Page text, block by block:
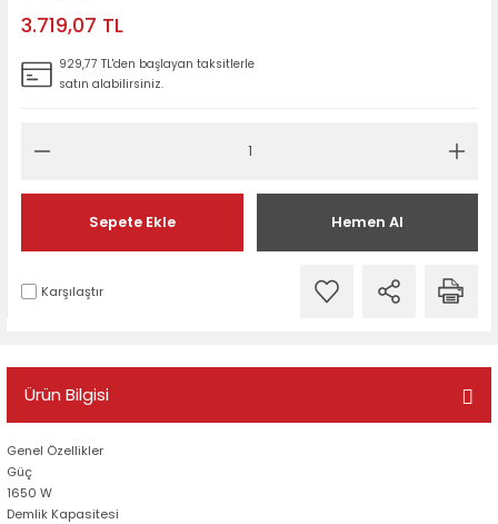
3.719,07 TL
929,77 TL'den başlayan taksitlerle
satın alabilirsiniz.
Sepete Ekle Hemen Al
Karşılaştır
Ürün Bilgisi
Genel Özellikler
Güç
1650 W
Demlik Kapasitesi